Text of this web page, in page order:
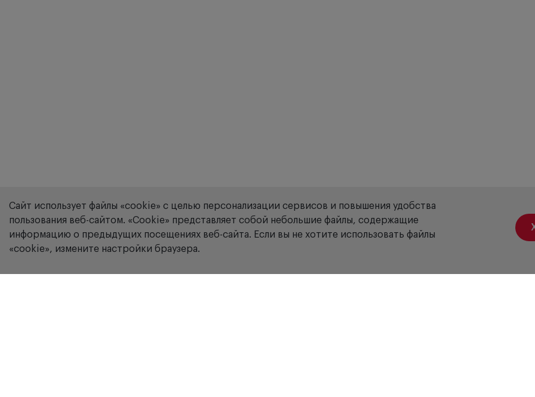
Сайт использует файлы «cookie» с целью персонализации сервисов и повышения удобства
пользования веб-сайтом. «Сookie» представляет собой небольшие файлы, содержащие
информацию о предыдущих посещениях веб-сайта. Если вы не хотите использовать файлы
«cookie», измените настройки браузера.